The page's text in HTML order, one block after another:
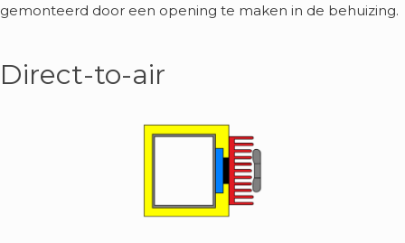
gemonteerd door een opening te maken in de behuizing.
Direct-to-air